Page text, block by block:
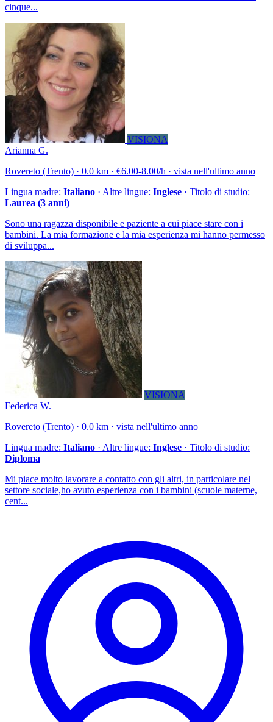
cinque...
VISIONA
Arianna G.
Rovereto (Trento) · 0.0 km · €6.00-8.00/h · vista nell'ultimo anno
Lingua madre: Italiano · Altre lingue: Inglese · Titolo di studio:
Laurea (3 anni)
Sono una ragazza disponibile e paziente a cui piace stare con i
bambini. La mia formazione e la mia esperienza mi hanno permesso
di sviluppa...
VISIONA
Federica W.
Rovereto (Trento) · 0.0 km · vista nell'ultimo anno
Lingua madre: Italiano · Altre lingue: Inglese · Titolo di studio:
Diploma
Mi piace molto lavorare a contatto con gli altri, in particolare nel
settore sociale,ho avuto esperienza con i bambini (scuole materne,
cent...